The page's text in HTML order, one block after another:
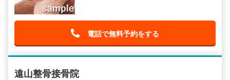
電話で無料予約をする
遠山整骨接骨院